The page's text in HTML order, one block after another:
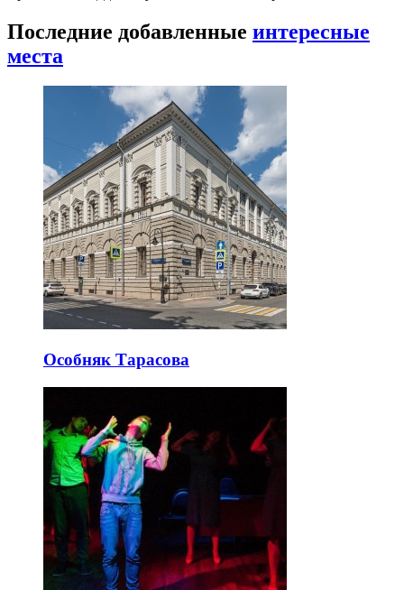
Последние добавленные интересные
места
Особняк Тарасова